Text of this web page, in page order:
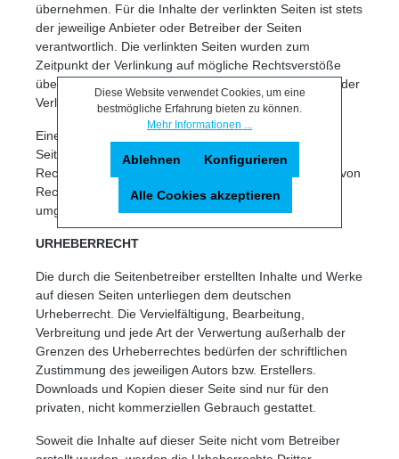
übernehmen. Für die Inhalte der verlinkten Seiten ist stets
der jeweilige Anbieter oder Betreiber der Seiten
verantwortlich. Die verlinkten Seiten wurden zum
Zeitpunkt der Verlinkung auf mögliche Rechtsverstöße
überprüft. Rechtswidrige Inhalte waren zum Zeitpunkt der
Verlinkung nicht erkennbar.
Eine permanente inhaltliche Kontrolle der verlinkten
Seiten ist jedoch ohne konkrete Anhaltspunkte einer
Rechtsverletzung nicht zumutbar. Bei Bekanntwerden von
Rechtsverletzungen werden wir derartige Links
umgehend entfernen.
URHEBERRECHT
Die durch die Seitenbetreiber erstellten Inhalte und Werke
auf diesen Seiten unterliegen dem deutschen
Urheberrecht. Die Vervielfältigung, Bearbeitung,
Verbreitung und jede Art der Verwertung außerhalb der
Grenzen des Urheberrechtes bedürfen der schriftlichen
Zustimmung des jeweiligen Autors bzw. Erstellers.
Downloads und Kopien dieser Seite sind nur für den
privaten, nicht kommerziellen Gebrauch gestattet.
Soweit die Inhalte auf dieser Seite nicht vom Betreiber
Diese Website verwendet Cookies, um eine
bestmögliche Erfahrung bieten zu können.
Mehr Informationen ...
Ablehnen Konfigurieren
Alle Cookies akzeptieren